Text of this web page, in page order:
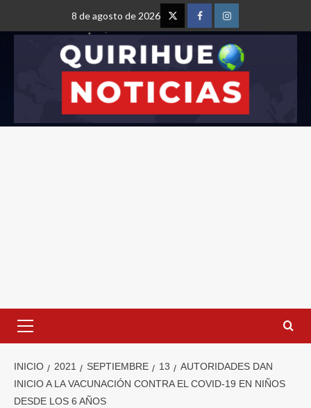
8 de agosto de 2026
INICIO 2021 SEPTIEMBRE 13
AUTORIDADES DAN
INICIO A LA VACUNACIÓN CONTRA EL COVID-19 EN NIÑOS
DESDE LOS 6 AÑOS